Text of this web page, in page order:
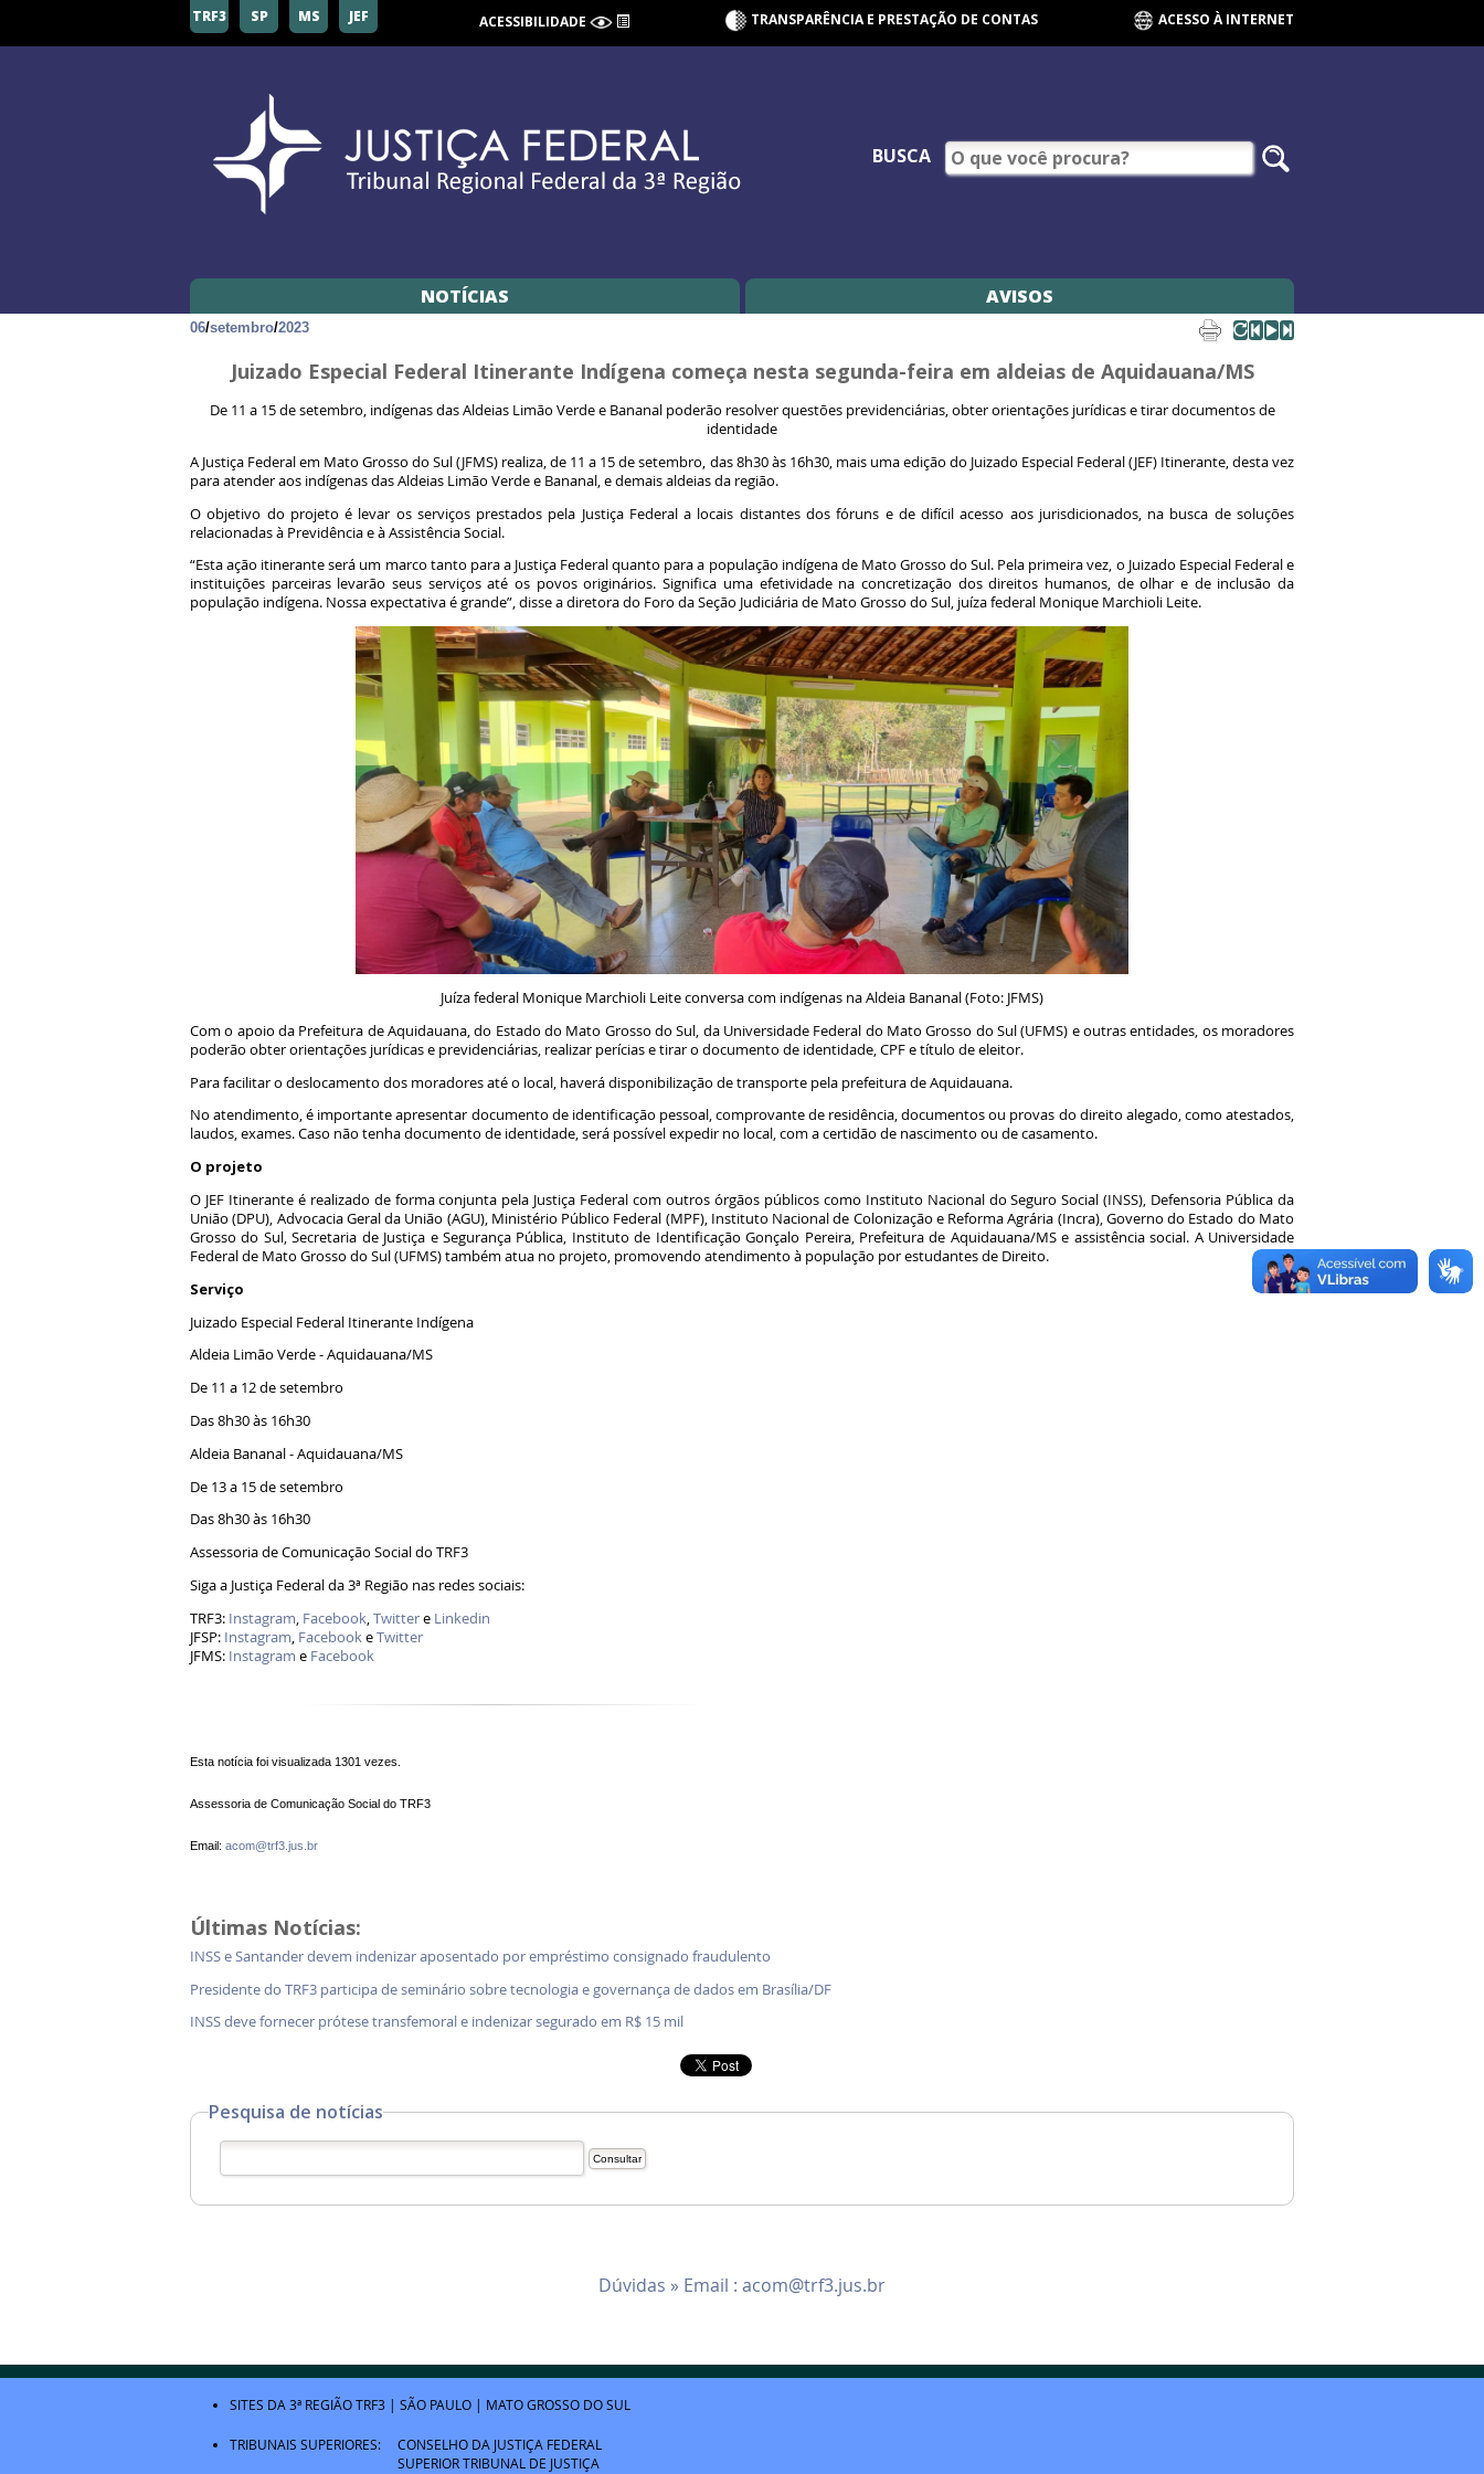
TRF3 SP MS JEF ACESSIBILIDADE TRANSPARÊNCIA E PRESTAÇÃO DE CONTAS ACESSO À INTERNET
BUSCA
NOTÍCIAS AVISOS
06/setembro/2023
Juizado Especial Federal Itinerante Indígena começa nesta segunda-feira em aldeias de Aquidauana/MS
De 11 a 15 de setembro, indígenas das Aldeias Limão Verde e Bananal poderão resolver questões previdenciárias, obter orientações jurídicas e tirar documentos de
identidade
A Justiça Federal em Mato Grosso do Sul (JFMS) realiza, de 11 a 15 de setembro, das 8h30 às 16h30, mais uma edição do Juizado Especial Federal (JEF) Itinerante, desta vez
para atender aos indígenas das Aldeias Limão Verde e Bananal, e demais aldeias da região.
O objetivo do projeto é levar os serviços prestados pela Justiça Federal a locais distantes dos fóruns e de difícil acesso aos jurisdicionados, na busca de soluções
relacionadas à Previdência e à Assistência Social.
“Esta ação itinerante será um marco tanto para a Justiça Federal quanto para a população indígena de Mato Grosso do Sul. Pela primeira vez, o Juizado Especial Federal e
instituições parceiras levarão seus serviços até os povos originários. Significa uma efetividade na concretização dos direitos humanos, de olhar e de inclusão da
população indígena. Nossa expectativa é grande”, disse a diretora do Foro da Seção Judiciária de Mato Grosso do Sul, juíza federal Monique Marchioli Leite.
Juíza federal Monique Marchioli Leite conversa com indígenas na Aldeia Bananal (Foto: JFMS)
Com o apoio da Prefeitura de Aquidauana, do Estado do Mato Grosso do Sul, da Universidade Federal do Mato Grosso do Sul (UFMS) e outras entidades, os moradores
poderão obter orientações jurídicas e previdenciárias, realizar perícias e tirar o documento de identidade, CPF e título de eleitor.
Para facilitar o deslocamento dos moradores até o local, haverá disponibilização de transporte pela prefeitura de Aquidauana.
No atendimento, é importante apresentar documento de identificação pessoal, comprovante de residência, documentos ou provas do direito alegado, como atestados,
laudos, exames. Caso não tenha documento de identidade, será possível expedir no local, com a certidão de nascimento ou de casamento.
O projeto
O JEF Itinerante é realizado de forma conjunta pela Justiça Federal com outros órgãos públicos como Instituto Nacional do Seguro Social (INSS), Defensoria Pública da
União (DPU), Advocacia Geral da União (AGU), Ministério Público Federal (MPF), Instituto Nacional de Colonização e Reforma Agrária (Incra), Governo do Estado do Mato
Grosso do Sul, Secretaria de Justiça e Segurança Pública, Instituto de Identificação Gonçalo Pereira, Prefeitura de Aquidauana/MS e assistência social. A Universidade
Federal de Mato Grosso do Sul (UFMS) também atua no projeto, promovendo atendimento à população por estudantes de Direito.
Serviço
Juizado Especial Federal Itinerante Indígena
Aldeia Limão Verde - Aquidauana/MS
De 11 a 12 de setembro
Das 8h30 às 16h30
Aldeia Bananal - Aquidauana/MS
De 13 a 15 de setembro
Das 8h30 às 16h30
Assessoria de Comunicação Social do TRF3
Siga a Justiça Federal da 3ª Região nas redes sociais:
TRF3: Instagram, Facebook,Twittere Linkedin
JFSP: Instagram, FacebookeTwitter
JFMS: Instagram e Facebook
Esta notícia foi visualizada 1301 vezes.
Assessoria de Comunicação Social do TRF3
Email: acom@trf3.jus.br
Últimas Notícias:
INSS e Santander devem indenizar aposentado por empréstimo consignado fraudulento
Presidente do TRF3 participa de seminário sobre tecnologia e governança de dados em Brasília/DF
INSS deve fornecer prótese transfemoral e indenizar segurado em R$ 15 mil
Pesquisa de notícias
Dúvidas » Email : acom@trf3.jus.br
SITES DA 3ª REGIÃOTRF3 | SÃO PAULO | MATO GROSSO DO SUL
TRIBUNAIS SUPERIORES:
CONSELHO DA JUSTIÇA FEDERAL
SUPERIOR TRIBUNAL DE JUSTIÇA